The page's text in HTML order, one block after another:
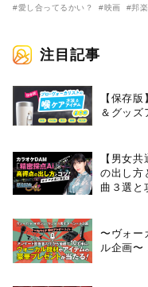
に解禁！ キヨシロー関連商
#愛し合ってるかい？
#映画 #邦楽
注目記事
【保存
＆グッズ
【男女
の出し方
曲３選と
〜ヴォー
ル企画〜